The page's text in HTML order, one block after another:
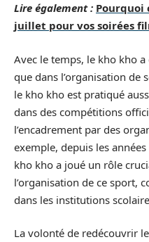
Lire également : Pourquoi
juillet pour vos soirées
Avec le temps, le kho kho
que dans l’organisation de
le kho kho est pratiqué
dans des compétitions
l’encadrement par des
exemple, depuis les
kho kho a joué un rôle
l’organisation de ce sport,
dans les institutions
La volonté de redécouvrir